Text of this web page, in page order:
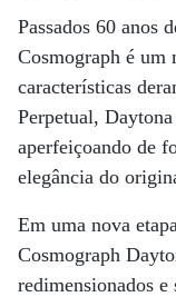
Passados 60 anos
Cosmograph é um
características
Perpetual,
aperfeiçoando de
elegância do
Em uma nova
Cosmograph
redimensionados e